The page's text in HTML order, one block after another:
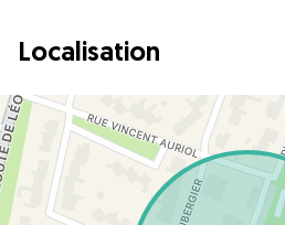
Localisation